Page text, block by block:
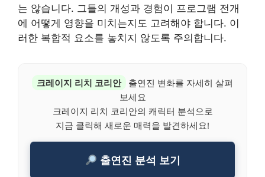
는 않습니다. 그들의 개성과 경험이 프로그램 전개
에 어떻게 영향을 미치는지도 고려해야 합니다. 이
러한 복합적 요소를 놓치지 않도록 주의합니다.
크레이지 리치 코리안
출연진 변화를 자세히 살펴
보세요
크레이지 리치 코리안의 캐릭터 분석으로
지금 클릭해 새로운 매력을 발견하세요!
출연진 분석 보기